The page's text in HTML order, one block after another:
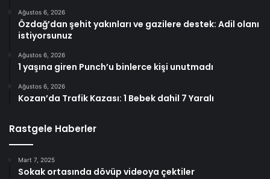
Ağustos 6, 2026
Özdağ’dan şehit yakınları ve gazilere destek: Adil olanı
istiyorsunuz
Ağustos 6, 2026
1 yaşına giren Punch’u binlerce kişi unutmadı
Ağustos 6, 2026
Kozan’da Trafik Kazası: 1 Bebek dahil 7 Yaralı
Rastgele Haberler
Mart 7, 2025
Sokak ortasında dövüp videoya çektiler